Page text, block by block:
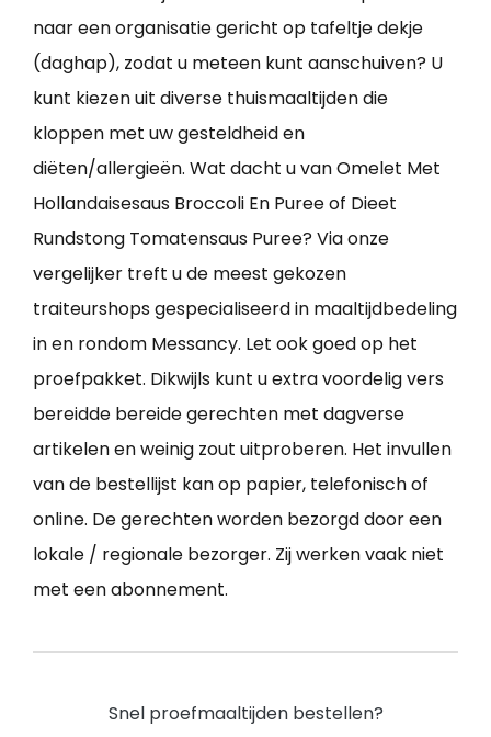
naar een organisatie gericht op tafeltje dekje
(daghap), zodat u meteen kunt aanschuiven? U
kunt kiezen uit diverse thuismaaltijden die
kloppen met uw gesteldheid en
diëten/allergieën. Wat dacht u van Omelet Met
Hollandaisesaus Broccoli En Puree of Dieet
Rundstong Tomatensaus Puree? Via onze
vergelijker treft u de meest gekozen
traiteurshops gespecialiseerd in maaltijdbedeling
in en rondom Messancy. Let ook goed op het
proefpakket. Dikwijls kunt u extra voordelig vers
bereidde bereide gerechten met dagverse
artikelen en weinig zout uitproberen. Het invullen
van de bestellijst kan op papier, telefonisch of
online. De gerechten worden bezorgd door een
lokale / regionale bezorger. Zij werken vaak niet
met een abonnement.
Snel proefmaaltijden bestellen?